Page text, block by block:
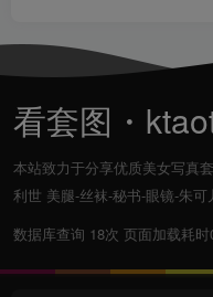
看套图・
本站致力于分享优质美女写真
利世 美腿-丝袜-秘书-眼镜-朱可
数据库查询 18次 页面加载耗